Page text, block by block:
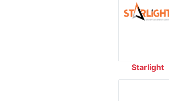
Starlight